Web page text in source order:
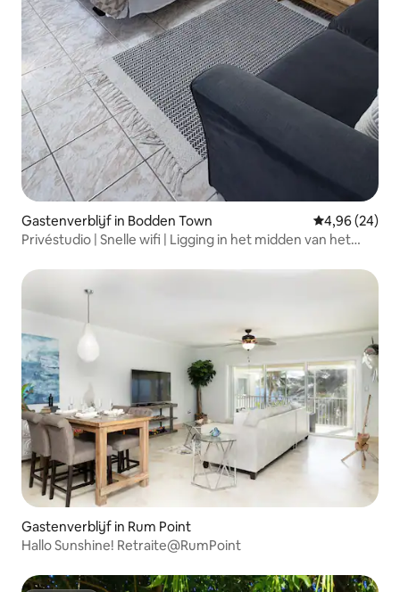
Gastenverblijf in Bodden Town Gemiddelde
4,96 (24)
Privéstudio | Snelle wifi | Ligging in het midden van het
Gastenverblijf in Rum Point
Hallo Sunshine! Retraite@RumPoint